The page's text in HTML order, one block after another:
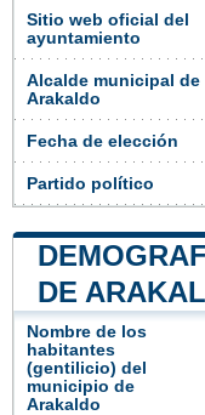
Sitio web oficial del
ayuntamiento
Alcalde municipal de
Arakaldo
Fecha de elección
Partido político
DE
Nombre de los
habitantes
(gentilicio) del
municipio de
Arakaldo